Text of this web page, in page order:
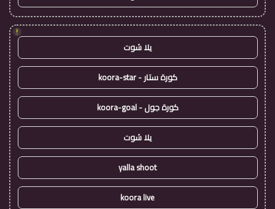
!
يلا شوت
كورة ستار - koora-star
كورة جول - koora-goal
يلا شوت
yalla shoot
koora live